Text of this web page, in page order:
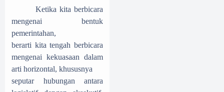
Ketika kita berbicara
mengenai bentuk
pemerintahan,
berarti kita tengah berbicara
mengenai kekuasaan dalam
arti horizontal, khususnya
seputar hubungan antara